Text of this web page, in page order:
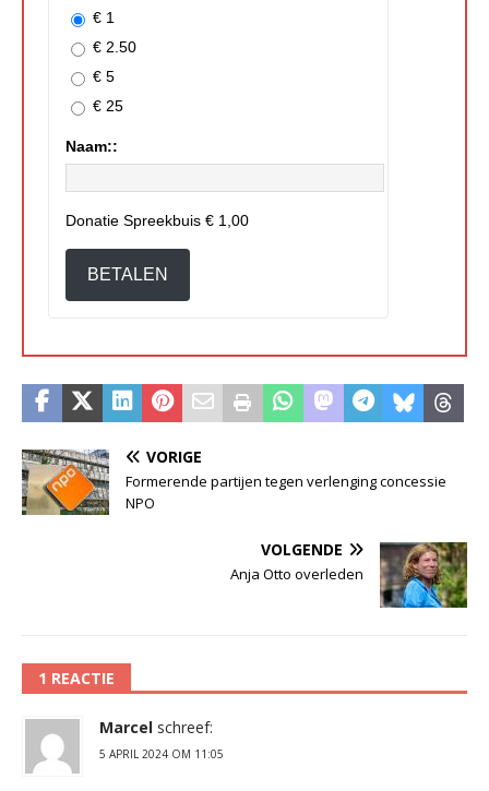
€ 1
€ 2.50
€ 5
€ 25
Naam::
Donatie Spreekbuis € 1,00
BETALEN
VORIGE
Formerende partijen tegen verlenging concessie
NPO
VOLGENDE
Anja Otto overleden
1 REACTIE
Marcel schreef:
5 APRIL 2024 OM 11:05